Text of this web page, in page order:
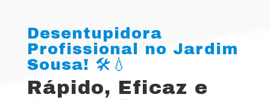
Desentupidora
Profissional no Jardim
Sousa! 🛠️💧
Rápido, Eficaz e